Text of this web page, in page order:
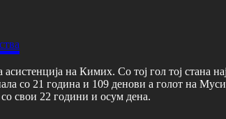
на Кимих. Со тој гол тој стана
со 21 година и 109 денови а голот на
свои 22 години и осум дена.